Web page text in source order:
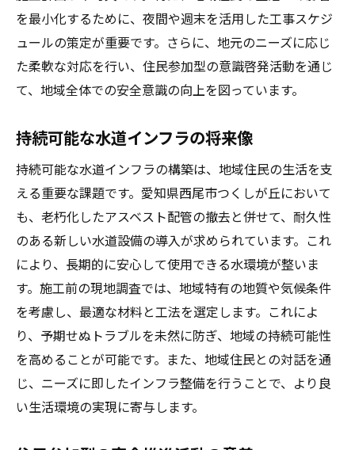
リスク管理と安全確保のためのプロセス
持続可能な地域社会の実現に向けた取り組
み
地域特性を活かした最適化戦略
アスベスト撤去の最新トレンド
最新の撤去技術とその成果
トレンドとしての安全施工の進化
住民の声を反映した革新事例
業界標準に適合した新工法
地域を巻き込んだ取り組みの紹介
未来を見据えたトレンド予測
アスベスト配管撤去を通じて実現する安全で快
適な水廻り環境の未来
未来を見据えた配管システムの設計
安全で快適な暮らしを支える水道技術
を最小化するために、夜間や週末を活用した工事スケジ
ュールの策定が重要です。さらに、地元のニーズに応じ
た柔軟な対応を行い、住民参加型の意識啓発活動を通じ
て、地域全体での安全意識の向上を図っています。
持続可能な水道インフラの将来像
持続可能な水道インフラの構築は、地域住民の生活を支
える重要な課題です。愛知県西尾市つくしが丘において
も、老朽化したアスベスト配管の撤去と併せて、耐久性
のある新しい水道設備の導入が求められています。これ
により、長期的に安心して使用できる水環境が整いま
す。施工前の現地調査では、地域特有の地質や気候条件
を考慮し、最適な材料と工法を選定します。これによ
り、予期せぬトラブルを未然に防ぎ、地域の持続可能性
を高めることが可能です。また、地域住民との対話を通
じ、ニーズに即したインフラ整備を行うことで、より良
い生活環境の実現に寄与します。